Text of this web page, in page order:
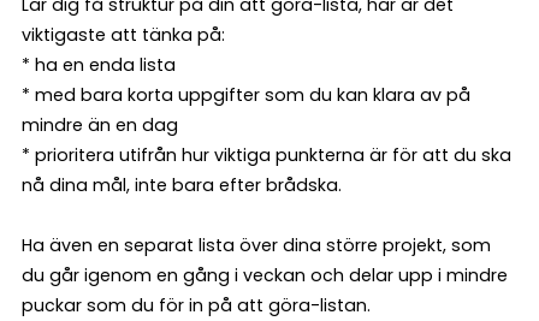
Lär dig få struktur på din att göra-lista, här är det
viktigaste att tänka på:
* ha en enda lista
* med bara korta uppgifter som du kan klara av på
mindre än en dag
* prioritera utifrån hur viktiga punkterna är för att du ska
nå dina mål, inte bara efter brådska.
Ha även en separat lista över dina större projekt, som
du går igenom en gång i veckan och delar upp i mindre
puckar som du för in på att göra-listan.